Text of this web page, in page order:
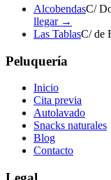
AlcobendasC/
llegar →
Las TablasC/ de
Peluquería
Inicio
Cita previa
Autolavado
Snacks naturales
Blog
Contacto